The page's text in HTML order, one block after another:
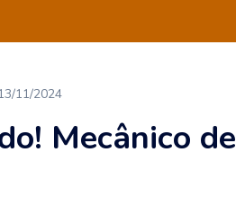
11/2024
Mecânico de